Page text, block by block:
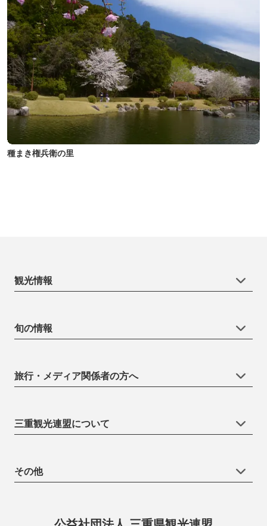
種まき権兵衛の里
観光情報
旬の情報
旅行・メディア関係者の方へ
三重観光連盟について
その他